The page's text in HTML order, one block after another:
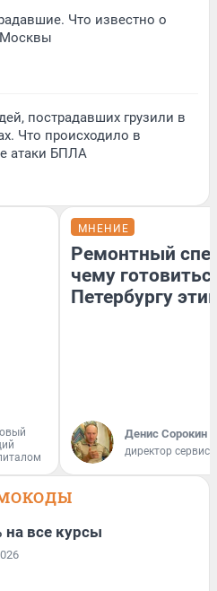
Что известно о
Москвы
пострадавших грузили в
Что происходило в
атаки БПЛА
МНЕНИЕ
Ремонтный
чему
Петербургу
Денис Сорокин
директор
на все курсы